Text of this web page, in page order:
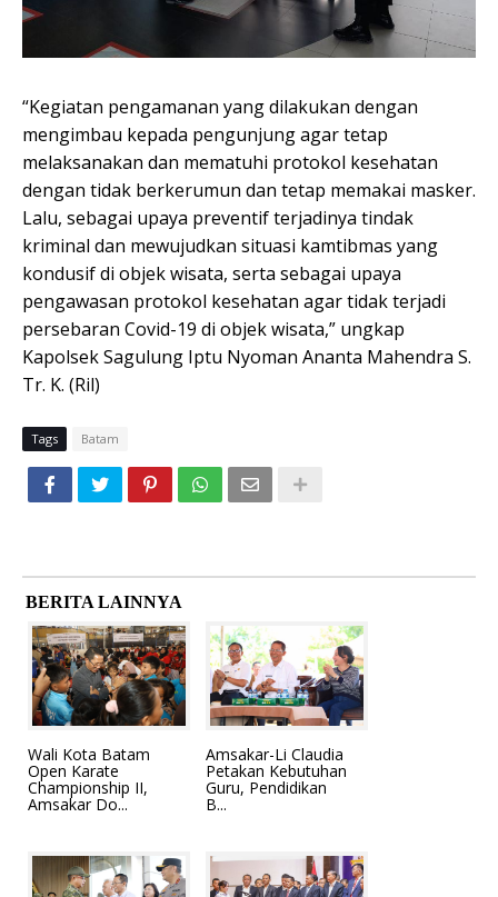
“Kegiatan pengamanan yang dilakukan dengan
mengimbau kepada pengunjung agar tetap
melaksanakan dan mematuhi protokol kesehatan
dengan tidak berkerumun dan tetap memakai masker.
Lalu, sebagai upaya preventif terjadinya tindak
kriminal dan mewujudkan situasi kamtibmas yang
kondusif di objek wisata, serta sebagai upaya
pengawasan protokol kesehatan agar tidak terjadi
persebaran Covid-19 di objek wisata,” ungkap
Kapolsek Sagulung Iptu Nyoman Ananta Mahendra S.
Tr. K. (Ril)
Tags Batam
BERITA LAINNYA
Wali Kota Batam
Open Karate
Championship II,
Amsakar Do...
Amsakar-Li Claudia
Petakan Kebutuhan
Guru, Pendidikan
B...